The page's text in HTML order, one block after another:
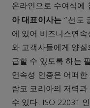
온라인으로 수여식에
아 대표이사는 “선도
에 있어 비즈니스연
와 고객사들에게 양
급할 수 있도록 하는
연속성 인증은 어떠
람코 코리아의 저력
수 있다. ISO 22031